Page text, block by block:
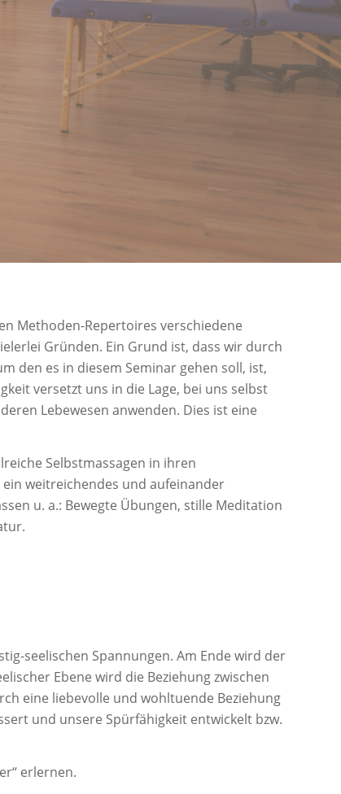
Methoden-Repertoires verschiedene
Gründen. Ein Grund ist, dass wir durch
den es in diesem Seminar gehen soll, ist,
versetzt uns in die Lage, bei uns selbst
Lebewesen anwenden. Dies ist eine
Selbstmassagen in ihren
ein weitreichendes und aufeinander
u. a.: Bewegte Übungen, stille Meditation
seelischen Spannungen. Am Ende wird der
Ebene wird die Beziehung zwischen
eine liebevolle und wohltuende Beziehung
und unsere Spürfähigkeit entwickelt bzw.
erlernen.